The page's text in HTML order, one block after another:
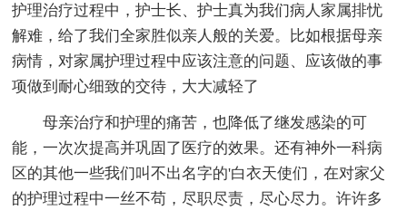
护理治疗过程中，护士长、护士真为我们病人家属排忧
解难，给了我们全家胜似亲人般的关爱。比如根据母亲
病情，对家属护理过程中应该注意的问题、应该做的事
项做到耐心细致的交待，大大减轻了
母亲治疗和护理的痛苦，也降低了继发感染的可
能，一次次提高并巩固了医疗的效果。还有神外一科病
区的其他一些我们叫不出名字的'白衣天使们，在对家父
的护理过程中一丝不苟，尽职尽责，尽心尽力。许许多